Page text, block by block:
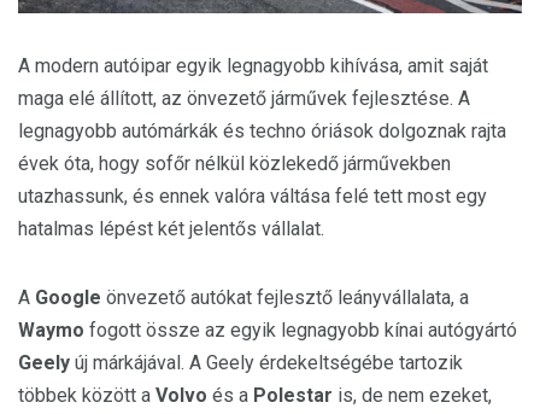
A modern autóipar egyik legnagyobb kihívása, amit saját
maga elé állított, az önvezető járművek fejlesztése. A
legnagyobb autómárkák és techno óriások dolgoznak rajta
évek óta, hogy sofőr nélkül közlekedő járművekben
utazhassunk, és ennek valóra váltása felé tett most egy
hatalmas lépést két jelentős vállalat.
A Google önvezető autókat fejlesztő leányvállalata, a
Waymo fogott össze az egyik legnagyobb kínai autógyártó
Geely új márkájával. A Geely érdekeltségébe tartozik
többek között a Volvo és a Polestar is, de nem ezeket,